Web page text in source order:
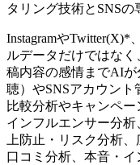
タリング技術とSNS
InstagramやTwitter(X)*
ルデータだけではな
稿内容の感情までAI
聴）やSNSアカウン
比較分析やキャンペ
インフルエンサー分
上防止・リスク分析
口コミ分析、本音・